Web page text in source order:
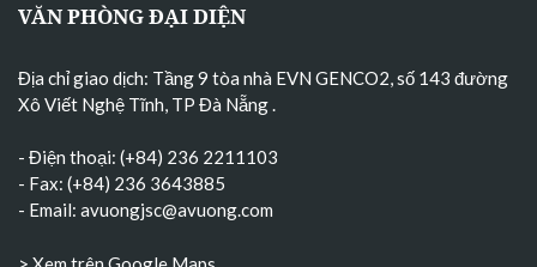
VĂN PHÒNG ĐẠI DIỆN
Địa chỉ giao dịch: Tầng 9 tòa nhà EVN GENCO2, số 143 đường
Xô Viết Nghệ Tĩnh, TP Đà Nẵng
- Điện thoại: (+84) 236 2211103
- Fax: (+84) 236 3643885
- Email: avuongjsc@avuong.com